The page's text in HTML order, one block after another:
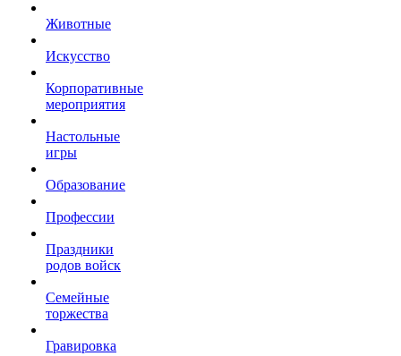
Животные
Искусство
Корпоративные
мероприятия
Настольные
игры
Образование
Профессии
Праздники
родов войск
Семейные
торжества
Гравировка